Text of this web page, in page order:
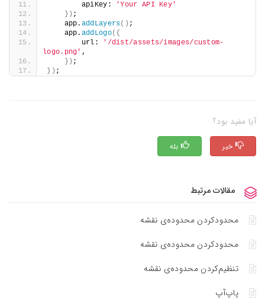
        apiKey:
'Your API Key'
}) ;
    app.
addLayers() ;
    app.
addLogo({
        url:
'/dist/assets/images/custom-
logo.png' ,
}) ;
}) ;
آیا مفید بود؟
بله خیر
مقالات مرتبط
محدودکردن محدوده‌ی نقشه
محدودکردن محدوده‌ی نقشه
تنظیم‌کردن محدوده‌ی نقشه
پاپ‌آپ